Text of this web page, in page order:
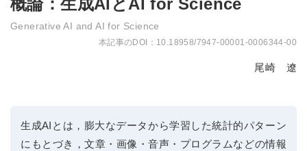
Generative AI and AI for Science
10.18958/7947-00001-0006344-00
尾崎 遼
生成AIとは，膨大なデータから学習した統計的パターン
にもとづき，文章・画像・音声・プログラムなどの情報